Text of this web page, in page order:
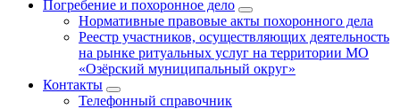
Погребение и похоронное дело
Нормативные правовые акты похоронного дела
Реестр участников, осуществляющих деятельность
на рынке ритуальных услуг на территории МО
«Озёрский муниципальный округ»
Контакты
Телефонный справочник